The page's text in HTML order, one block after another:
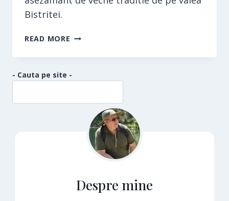
Bistritei.
READ MORE MĂNĂSTIREA
- Cauta pe site -
Despre mine